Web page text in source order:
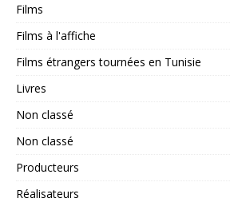
Films
Films à l'affiche
Films étrangers tournées en Tunisie
Livres
Non classé
Non classé
Producteurs
Réalisateurs